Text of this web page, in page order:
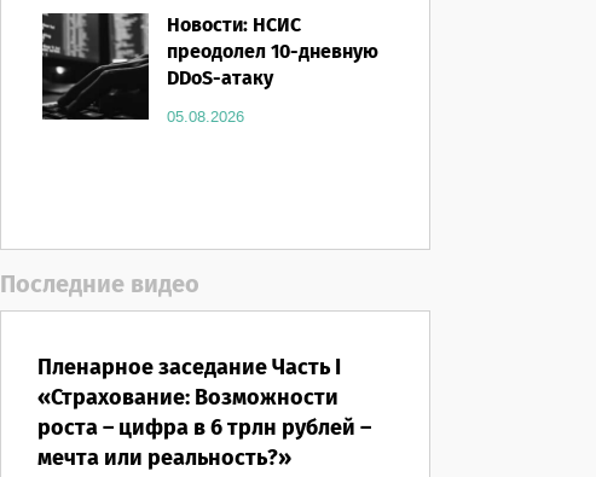
первое полугодие 2026
года
05.08.2026
Новости: НСИС
преодолел 10-дневную
DDoS-атаку
05.08.2026
Последние видео
Пленарное заседание Часть I
«Страхование: Возможности
роста – цифра в 6 трлн рублей –
мечта или реальность?»